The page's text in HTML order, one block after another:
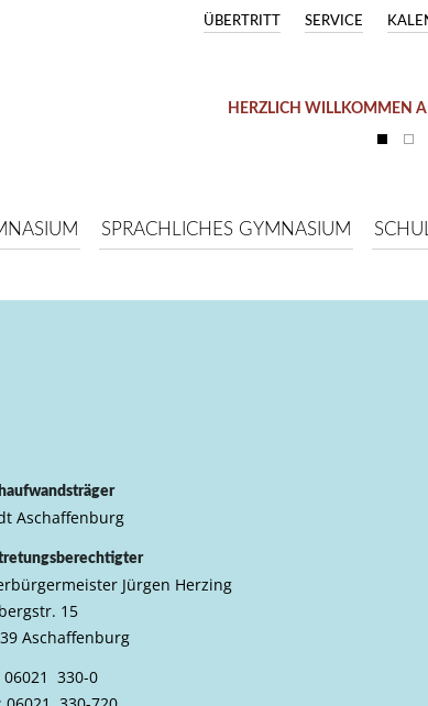
SERVICE
ÜBERTRITT
HERZLICH WILLKOMMEN
SPRACHLICHES GYMNASIUM
Aschaffenburg
Jürgen Herzing
15
Aschaffenburg
06021 330-0